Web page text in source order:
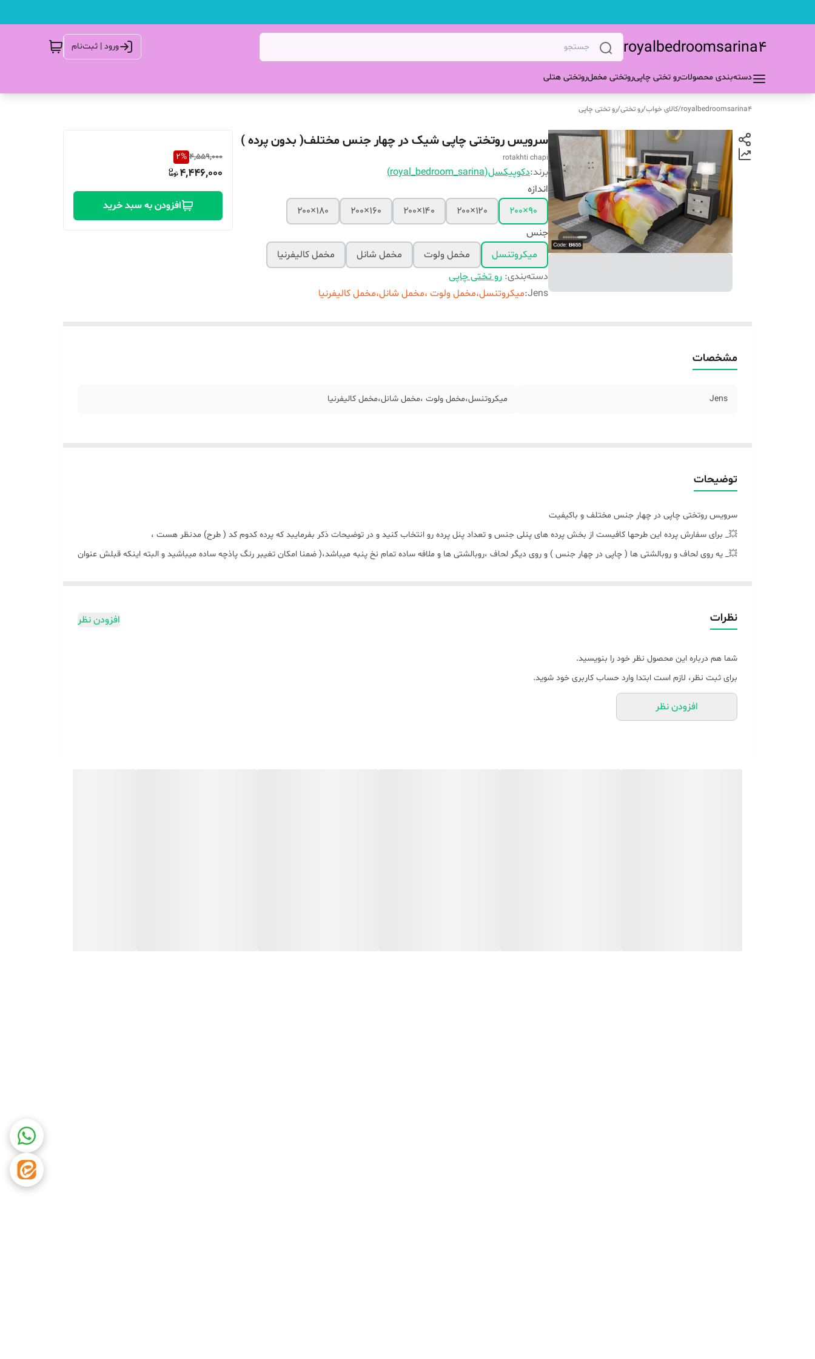
royalbedroomsarina4 ورود | ثبت‌نام
دسته‌بندی محصولاترو تختی چاپیروتختی مخملروتختی هتلی
royalbedroomsarina4
/کالای خواب/رو تختی/رو تختی چاپی
سرویس روتختی چاپی شیک در چهار جنس مختلف( بدون پرده )
rotakhti chapi
برند:دکوپیکسل(royal_bedroom_sarina)
اندازه
۹۰×۲۰۰
۱۲۰×۲۰۰ ۱۴۰×۲۰۰ ۱۶۰×۲۰۰
۱۸۰×۲۰۰
جنس
میکروتنسل
مخمل ولوت مخمل شانل
مخمل کالیفرنیا
دسته‌بندی: رو تختی چاپی
Jens
:میکروتنسل،مخمل ولوت ،مخمل شانل،مخمل کالیفرنیا
4,559,000
2%
4,446,000
افزودن به سبد خرید
مشخصات
Jens میکروتنسل،مخمل ولوت ،مخمل شانل،مخمل کالیفرنیا
توضیحات
سرویس روتختی چاپی در چهار جنس مختلف و باکیفیت
💥_ برای سفارش پرده این طرحها کافیست از بخش پرده های پنلی جنس و تعداد پنل پرده رو انتخاب کنید و در توضیحات ذکر بفرمایبد که پرده کدوم کد ( طرح) مدنظر هست ،
💥_ یه روی لحاف و روبالشتی ها ( چاپی در چهار جنس ) و روی دیگر لحاف ،روبالشتی ها و ملافه ساده تمام نخ پنبه میباشد،( ضمنا امکان تغیبر رنگ پاذچه ساده میباشید و البته اینکه قبلش عنوان
نظرات افزودن نظر
شما هم درباره این محصول نظر خود را بنویسید.
برای ثبت نظر، لازم است ابتدا وارد حساب کاربری خود شوید.
افزودن نظر